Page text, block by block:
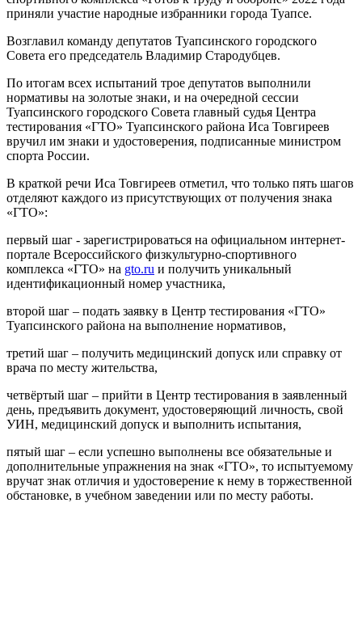
приняли участие народные избранники города Туапсе.
Возглавил команду депутатов Туапсинского городского
Совета его председатель Владимир Стародубцев.
По итогам всех испытаний трое депутатов выполнили
нормативы на золотые знаки, и на очередной сессии
Туапсинского городского Совета главный судья Центра
тестирования «ГТО» Туапсинского района Иса Товгиреев
вручил им знаки и удостоверения, подписанные министром
спорта России.
В краткой речи Иса Товгиреев отметил, что только пять шагов
отделяют каждого из присутствующих от получения знака
«ГТО»:
первый шаг - зарегистрироваться на официальном интернет-
портале Всероссийского физкультурно-спортивного
комплекса «ГТО» на gto.ru и получить уникальный
идентификационный номер участника,
второй шаг – подать заявку в Центр тестирования «ГТО»
Туапсинского района на выполнение нормативов,
третий шаг – получить медицинский допуск или справку от
врача по месту жительства,
четвёртый шаг – прийти в Центр тестирования в заявленный
день, предъявить документ, удостоверяющий личность, свой
УИН, медицинский допуск и выполнить испытания,
пятый шаг – если успешно выполнены все обязательные и
дополнительные упражнения на знак «ГТО», то испытуемому
вручат знак отличия и удостоверение к нему в торжественной
обстановке, в учебном заведении или по месту работы.